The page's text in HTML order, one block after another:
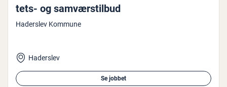
tets- og samvær­stil­bud
Haderslev Kommune
Haderslev
Se jobbet